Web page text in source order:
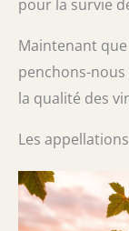
pour la survie
Maintenant
penchons-
la qualité des
Les